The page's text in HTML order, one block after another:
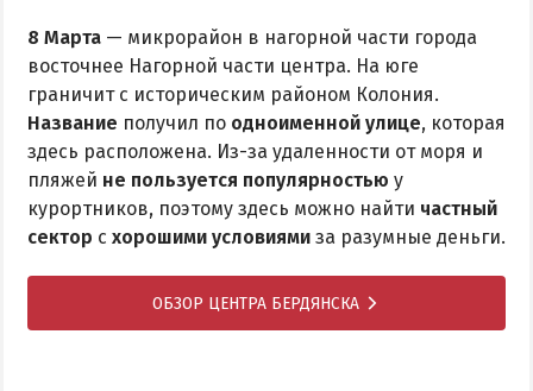
8 Марта — микрорайон в нагорной части города
восточнее Нагорной части центра. На юге
граничит с историческим районом Колония.
Название получил по одноименной улице, которая
здесь расположена. Из-за удаленности от моря и
пляжей не пользуется популярностью у
курортников, поэтому здесь можно найти частный
сектор с хорошими условиями за разумные деньги.
ОБЗОР ЦЕНТРА БЕРДЯНСКА